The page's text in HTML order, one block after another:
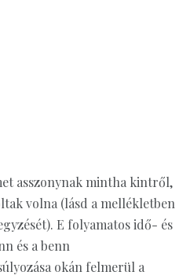
asszonynak mintha kintről,
volna (lásd a mellékletben
E folyamatos idő- és
és a benn
okán felmerül a